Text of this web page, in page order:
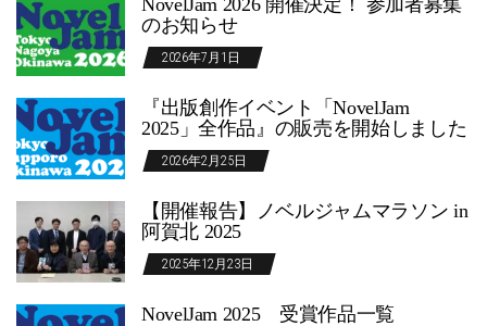
のお知らせ
2026年7月1日
『出版創作イベント「NovelJam
2025」全作品』の販売を開始しました
2026年2月25日
【開催報告】ノベルジャムマラソン in
阿賀北 2025
2025年12月23日
NovelJam 2025 受賞作品一覧